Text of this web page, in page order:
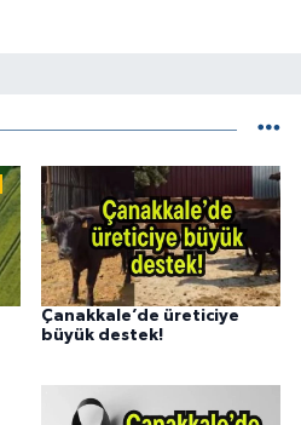
Çanakkale’de üreticiye
büyük destek!